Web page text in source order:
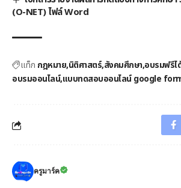
(O-NET) ไฟล์ Word
แท็ก กฎหมาย นิติศาสตร์ สังคมศึกษา อบรมฟรีไ
อบรมออนไลน์ แบบทดสอบออนไลน์ google
ครูมาร์ค